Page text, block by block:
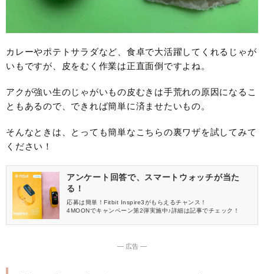
カレーやポテトサラダなど、食卓で大活躍してくれるじゃが
いもですが、皮をむく作業は正直面倒ですよね。
アクが強い生のじゃがいもの皮むきは手荒れの原因になるこ
ともあるので、できれば簡単に済ませたいもの。
そんなときは、とっても簡単なこちらの裏ワザを試してみて
ください！
アンケート回答で、スマートウォッチが当た
る！
応募は簡単！Fitbit Inspire3がもらえるチャンス！
4MOONでキャンペーン第2弾実施中♪詳細は記事でチェック！
― 広告 ―